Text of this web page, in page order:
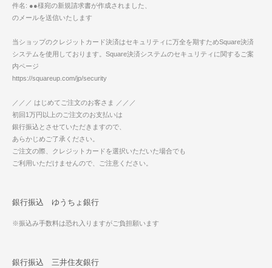
件名: ●●様宛の新規請求書が作成されました、
のメールを送信いたします
当ショップのクレジットカード決済はセキュリティに万全を期すためSquare決済
システムを使用しております。Square決済システムのセキュリティに関するご案
内ページ
https://squareup.com/jp/security
／／／ はじめてご注文のお客さま ／／／
初回1万円以上のご注文のお支払いは
銀行振込とさせていただきますので、
あらかじめご了承ください。
ご注文の際、クレジットカードを選択いただいた場合でも
ご利用いただけませんので、ご注意ください。
銀行振込 ゆうちょ銀行
※振込み手数料は恐れ入りますがご負担願います
銀行振込 三井住友銀行